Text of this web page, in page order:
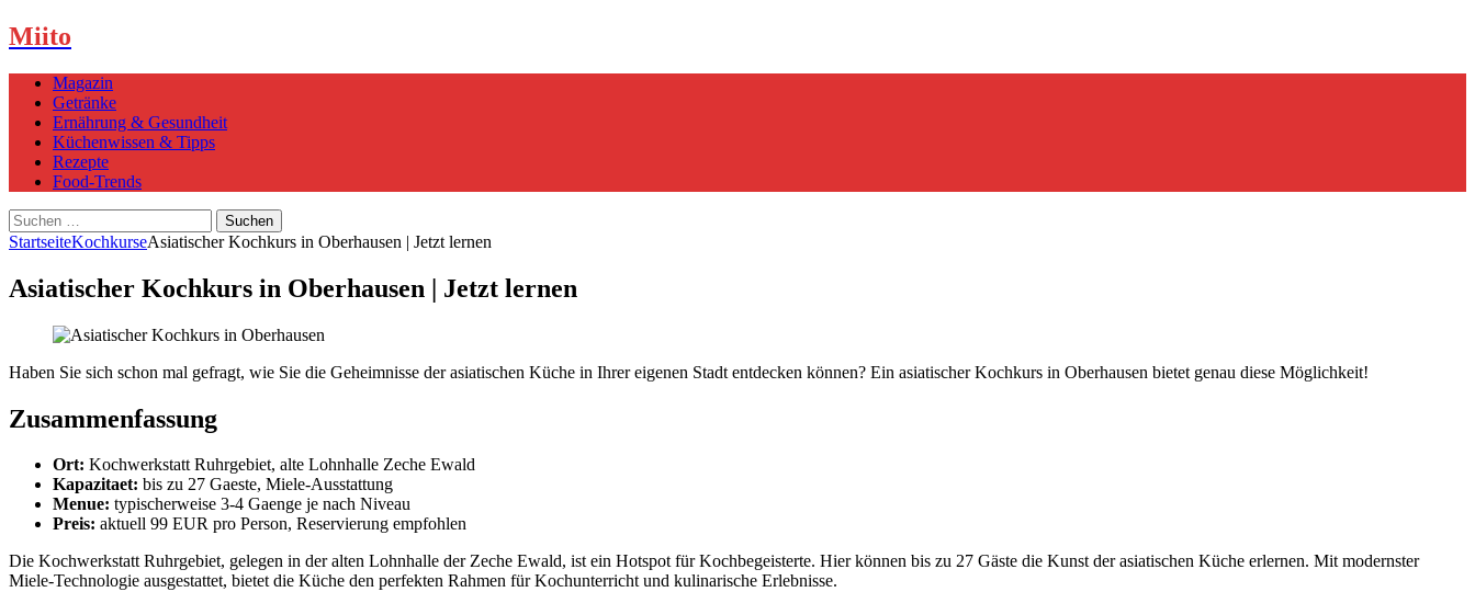
Miito
Magazin
Getränke
Ernährung & Gesundheit
Küchenwissen & Tipps
Rezepte
Food-Trends
Suchen
nach:
StartseiteKochkurseAsiatischer Kochkurs in Oberhausen | Jetzt lernen
Asiatischer Kochkurs in Oberhausen | Jetzt lernen
Haben Sie sich schon mal gefragt, wie Sie die Geheimnisse der asiatischen Küche in Ihrer eigenen Stadt entdecken können? Ein asiatischer Kochkurs in Oberhausen bietet genau diese Möglichkeit!
Zusammenfassung
Ort: Kochwerkstatt Ruhrgebiet, alte Lohnhalle Zeche Ewald
Kapazitaet: bis zu 27 Gaeste, Miele-Ausstattung
Menue: typischerweise 3-4 Gaenge je nach Niveau
Preis: aktuell 99 EUR pro Person, Reservierung empfohlen
Die Kochwerkstatt Ruhrgebiet, gelegen in der alten Lohnhalle der Zeche Ewald, ist ein Hotspot für Kochbegeisterte. Hier können bis zu 27 Gäste die Kunst der asiatischen Küche erlernen. Mit modernster
Miele-Technologie ausgestattet, bietet die Küche den perfekten Rahmen für Kochunterricht und kulinarische Erlebnisse.